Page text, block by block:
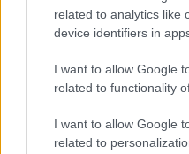
related to analytics like
device identifiers in
I want to allow Google
related to functionality
I want to allow Google
related to
AZ